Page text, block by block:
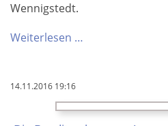
Wennigstedt.
Weiterlesen …
14.11.2016 19:16